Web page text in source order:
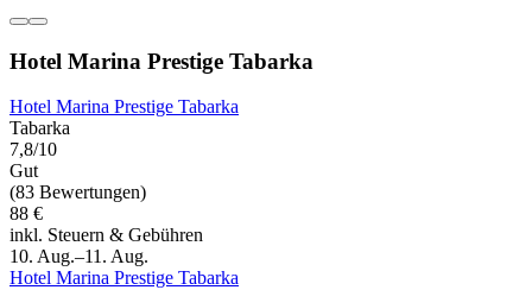
Hotel Marina Prestige Tabarka
Hotel Marina Prestige Tabarka
Tabarka
7,8/10
Gut
(83 Bewertungen)
88 €
inkl. Steuern & Gebühren
10. Aug.–11. Aug.
Hotel Marina Prestige Tabarka